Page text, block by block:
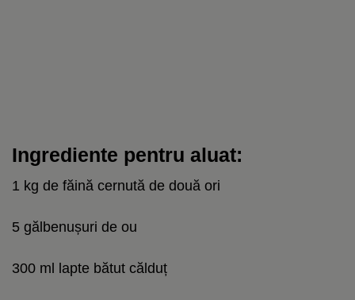
Ingrediente pentru aluat:
1 kg de făină cernută de două ori
5 gălbenușuri de ou
300 ml lapte bătut călduț